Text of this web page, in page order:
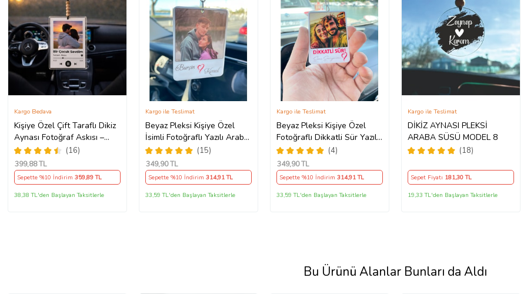
Kişiye Özel Çift Taraflı Dikiz
Aynası Fotoğraf Askısı –
Şarkılı Tasarım Araç Süsü
(16)
Kargo Bedava
399,88 TL
Sepette %10 İndirim 359,89 TL
38,38 TL'den Başlayan Taksitlerle
Beyaz Pleksi Kişiye Özel
İsimli Fotoğraflı Yazılı Araba
Hediyesi Araba Süsü Dikiz
Aynası Süsü - Çift Taraflı
(15)
Kargo ile Teslimat
349,90 TL
Sepette %10 İndirim 314,91 TL
33,59 TL'den Başlayan Taksitlerle
Beyaz Pleksi Kişiye Özel
Fotoğraflı Dikkatli Sür Yazılı
Araba Hediyesi Araba Süsü
Dikiz Aynası Süsü
(4)
Kargo ile Teslimat
349,90 TL
Sepette %10 İndirim 314,91 TL
33,59 TL'den Başlayan Taksitlerle
DİKİZ AYNASI PLEKSİ
ARABA SÜSÜ MODEL 8
(18)
Kargo ile Teslimat
Sepet Fiyatı 181,30 TL
19,33 TL'den Başlayan Taksitlerle
Bu Ürünü Alanlar Bunları da Aldı